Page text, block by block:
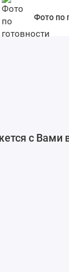
Фото по
с Вами